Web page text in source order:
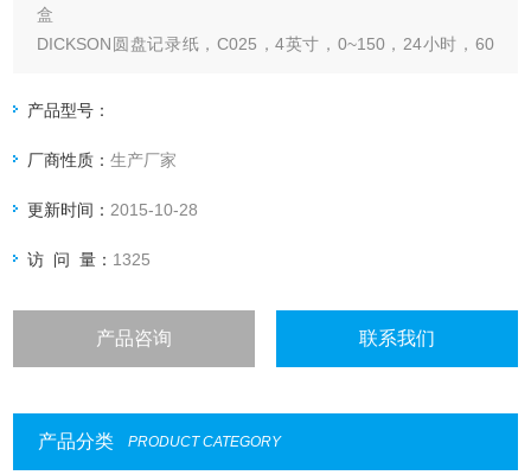
盒
DICKSON圆盘记录纸，C025，4英寸，0~150，24小时，60
产品型号：
厂商性质：生产厂家
更新时间： 2015-10-28
访 问 量： 1325
产品咨询 联系我们
产品分类 PRODUCT CATEGORY